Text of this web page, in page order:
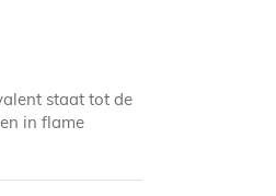
staat tot de
in flame